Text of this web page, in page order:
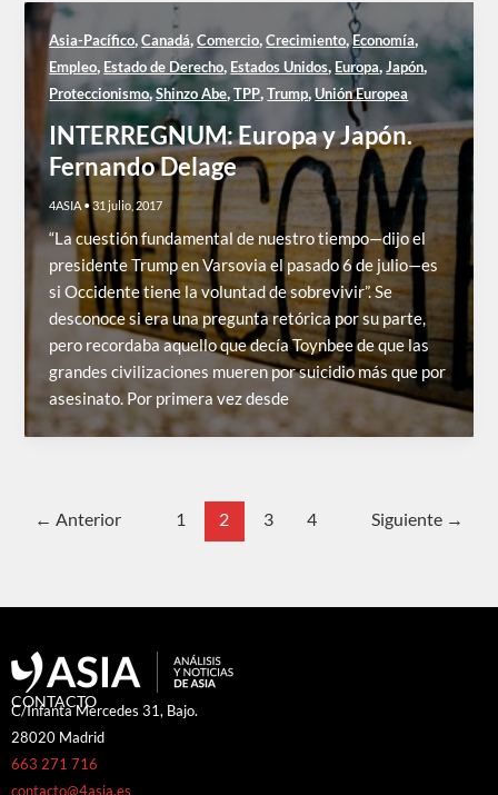
Asia-Pacífico,Canadá,Comercio,Crecimiento,Economía,
Empleo, Estado de Derecho, Estados Unidos, Europa,Japón,
Proteccionismo,Shinzo Abe,TPP,Trump,Unión Europea
INTERREGNUM: Europa y Japón.
Fernando Delage
4ASIA •31 julio, 2017
“La cuestión fundamental de nuestro tiempo—dijo el
presidente Trump en Varsovia el pasado 6 de julio—es
si Occidente tiene la voluntad de sobrevivir”. Se
desconoce si era una pregunta retórica por su parte,
pero recordaba aquello que decía Toynbee de que las
grandes civilizaciones mueren por suicidio más que por
asesinato. Por primera vez desde
← Anterior 1 2 3 4 Siguiente →
CONTACTO
C/Infanta Mercedes 31, Bajo.
28020 Madrid
663 271 716
contacto@4asia.es